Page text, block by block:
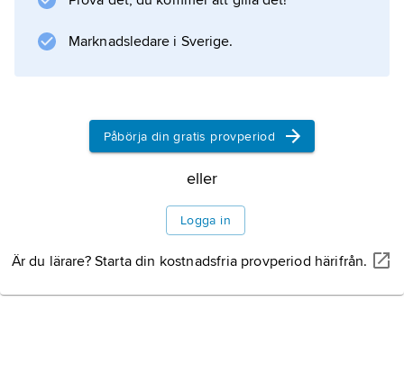
Marknadsledare i Sverige.
Påbörja din gratis provperiod
eller
Logga in
Är du lärare? Starta din kostnadsfria provperiod härifrån.